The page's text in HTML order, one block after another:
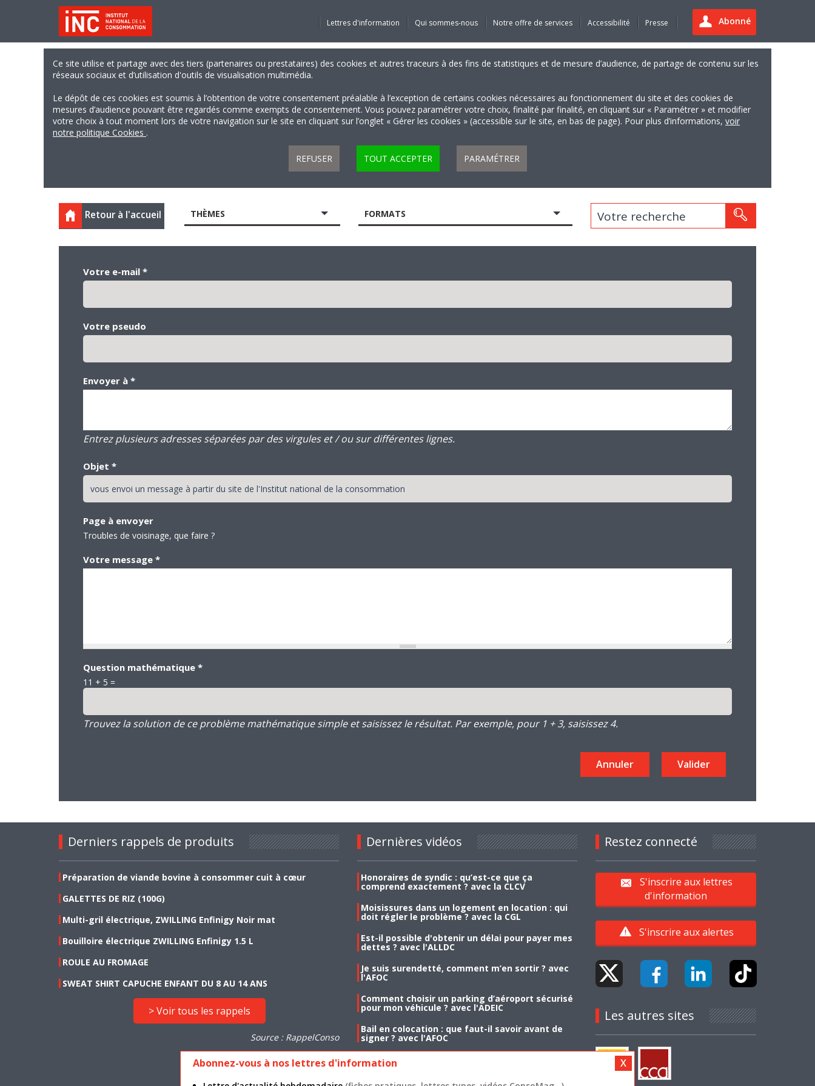
Abonné
Lettres d'information Qui sommes-nous Notre offre de services Accessibilité Presse
Ce site utilise et partage avec des tiers (partenaires ou prestataires) des cookies et autres traceurs à des fins de statistiques et de mesure d’audience, de partage de contenu sur les
réseaux sociaux et d’utilisation d'outils de visualisation multimédia.
Le dépôt de ces cookies est soumis à l’obtention de votre consentement préalable à l’exception de certains cookies nécessaires au fonctionnement du site et des cookies de
mesures d’audience pouvant être regardés comme exempts de consentement. Vous pouvez paramétrer votre choix, finalité par finalité, en cliquant sur « Paramétrer » et modifier
votre choix à tout moment lors de votre navigation sur le site en cliquant sur l’onglet « Gérer les cookies » (accessible sur le site, en bas de page). Pour plus d’informations, voir
notre politique Cookies .
REFUSER TOUT ACCEPTER PARAMÉTRER
Retour à l'accueil THÈMES FORMATS Votre recherche
Votre e-mail *
Votre pseudo
Envoyer à *
Entrez plusieurs adresses séparées par des virgules et / ou sur différentes lignes.
Objet *
Page à envoyer
Troubles de voisinage, que faire ?
Votre message *
Question mathématique *
11 + 5 =
Trouvez la solution de ce problème mathématique simple et saisissez le résultat. Par exemple, pour 1 + 3, saisissez 4.
Derniers rappels de produits
Préparation de viande bovine à consommer cuit à cœur
GALETTES DE RIZ (100G)
Multi-gril électrique, ZWILLING Enfinigy Noir mat
Bouilloire électrique ZWILLING Enfinigy 1.5 L
ROULE AU FROMAGE
SWEAT SHIRT CAPUCHE ENFANT DU 8 AU 14 ANS
> Voir tous les rappels
Source : RappelConso
Dernières vidéos
Honoraires de syndic : qu’est-ce que ça
comprend exactement ? avec la CLCV
Moisissures dans un logement en location : qui
doit régler le problème ? avec la CGL
Est-il possible d'obtenir un délai pour payer mes
dettes ? avec l'ALLDC
Je suis surendetté, comment m’en sortir ? avec
l'AFOC
Comment choisir un parking d’aéroport sécurisé
pour mon véhicule ? avec l'ADEIC
Bail en colocation : que faut-il savoir avant de
signer ? avec l'AFOC
Restez connecté
S'inscrire aux lettres
d'information
S'inscrire aux alertes
Les autres sites
Abonnez-vous à nos lettres d'information